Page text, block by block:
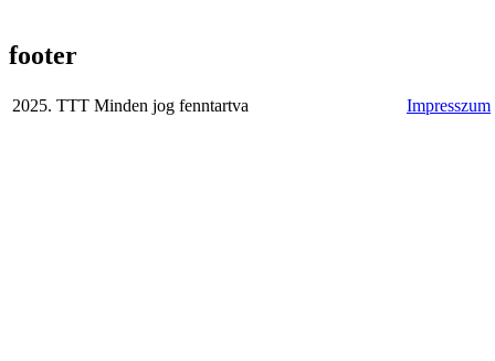
footer
2025. TTT Minden jog fenntartva Impresszum